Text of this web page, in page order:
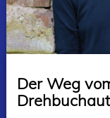
Der Weg